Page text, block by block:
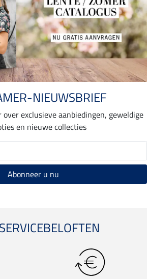
NIEUWSBRIEF
exclusieve aanbiedingen, geweldige
en nieuwe collecties